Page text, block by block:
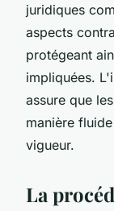
juridiques
aspects
protégeant
impliquées.
assure que
manière
vigueur.
La